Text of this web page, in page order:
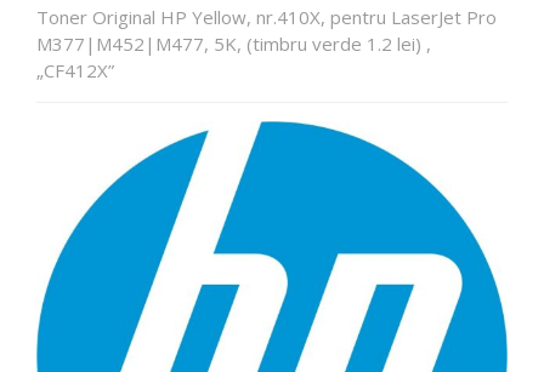
Toner Original HP Yellow, nr.410X, pentru LaserJet Pro
M377|M452|M477, 5K, (timbru verde 1.2 lei) ,
„CF412X”